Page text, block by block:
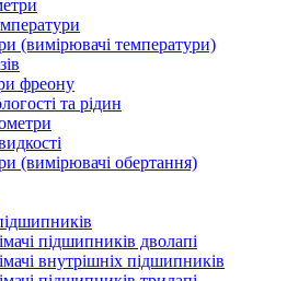
(вимірювачі температури)
фреону
та рідин
(вимірювачі обертання)
підшипників дволапі
внутрішніх підшипників